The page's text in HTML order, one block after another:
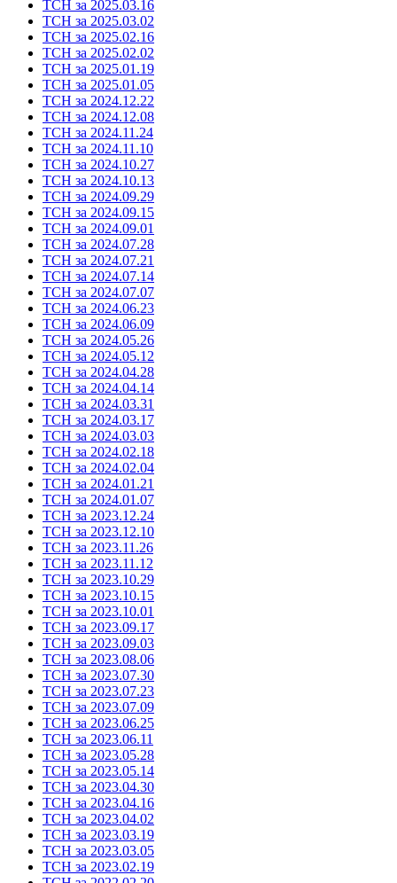
ТСН за 2025.03.16
ТСН за 2025.03.02
ТСН за 2025.02.16
ТСН за 2025.02.02
ТСН за 2025.01.19
ТСН за 2025.01.05
ТСН за 2024.12.22
ТСН за 2024.12.08
ТСН за 2024.11.24
ТСН за 2024.11.10
ТСН за 2024.10.27
ТСН за 2024.10.13
ТСН за 2024.09.29
ТСН за 2024.09.15
ТСН за 2024.09.01
ТСН за 2024.07.28
ТСН за 2024.07.21
ТСН за 2024.07.14
ТСН за 2024.07.07
ТСН за 2024.06.23
ТСН за 2024.06.09
ТСН за 2024.05.26
ТСН за 2024.05.12
ТСН за 2024.04.28
ТСН за 2024.04.14
ТСН за 2024.03.31
ТСН за 2024.03.17
ТСН за 2024.03.03
ТСН за 2024.02.18
ТСН за 2024.02.04
ТСН за 2024.01.21
ТСН за 2024.01.07
ТСН за 2023.12.24
ТСН за 2023.12.10
ТСН за 2023.11.26
ТСН за 2023.11.12
ТСН за 2023.10.29
ТСН за 2023.10.15
ТСН за 2023.10.01
ТСН за 2023.09.17
ТСН за 2023.09.03
ТСН за 2023.08.06
ТСН за 2023.07.30
ТСН за 2023.07.23
ТСН за 2023.07.09
ТСН за 2023.06.25
ТСН за 2023.06.11
ТСН за 2023.05.28
ТСН за 2023.05.14
ТСН за 2023.04.30
ТСН за 2023.04.16
ТСН за 2023.04.02
ТСН за 2023.03.19
ТСН за 2023.03.05
ТСН за 2023.02.19